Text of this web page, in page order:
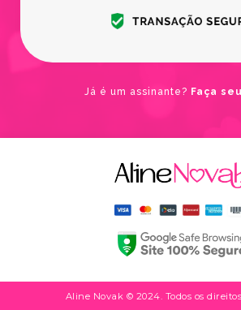
Já é um assinante? Faça
Aline Novak © 2024. Todos os